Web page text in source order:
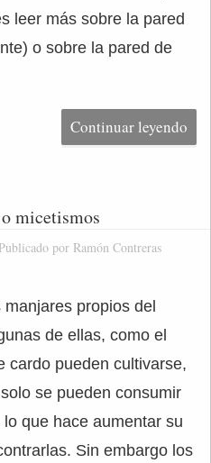
leer más sobre la pared
o sobre la pared de
Continuar leyendo
micetismos
Publicado por Ramón Contreras
propios del
de ellas, como el
cardo pueden cultivarse,
se pueden consumir
que hace aumentar su
Sin embargo los